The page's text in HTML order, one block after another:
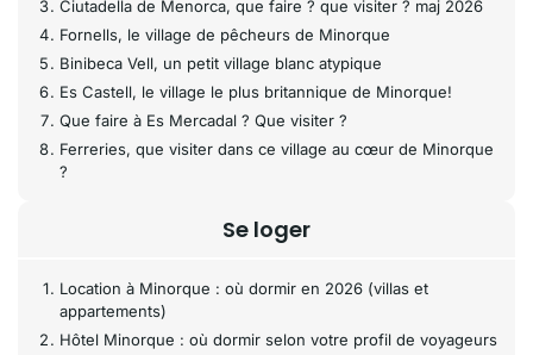
Ciutadella de Menorca, que faire ? que visiter ? maj 2026
Fornells, le village de pêcheurs de Minorque
Binibeca Vell, un petit village blanc atypique
Es Castell, le village le plus britannique de Minorque!
Que faire à Es Mercadal ? Que visiter ?
Ferreries, que visiter dans ce village au cœur de Minorque
?
Se loger
Location à Minorque : où dormir en 2026 (villas et
appartements)
Hôtel Minorque : où dormir selon votre profil de voyageurs